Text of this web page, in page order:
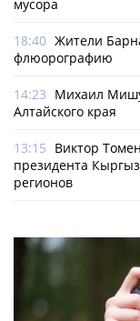
мусора
18:40 Жители
флюорографию
14:23 Михаил
Алтайского края
13:15 Виктор
президента
регионов